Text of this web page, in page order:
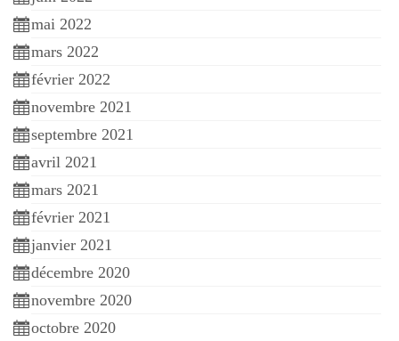
mai 2022
mars 2022
février 2022
novembre 2021
septembre 2021
avril 2021
mars 2021
février 2021
janvier 2021
décembre 2020
novembre 2020
octobre 2020